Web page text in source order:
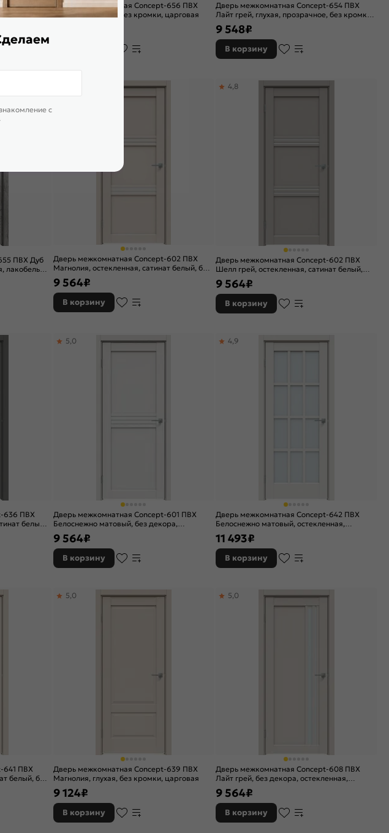
651 ПВХ
белый, без
Дверь межкомнатная Concept-656 ПВХ
Магнолия, глухая, без кромки, царговая
Дверь межкомнатная Concept-654 ПВХ
Лайт грей, глухая, прозрачное, без кромки,
царговая
9 548₽
В корзину
ПВХ Дуб
лакобель
Дверь межкомнатная Concept-602 ПВХ
Магнолия, остекленная, сатинат белый, без
кромки, царговая
9 564₽
В корзину
Дверь межкомнатная Concept-602 ПВХ
Шелл грей, остекленная, сатинат белый,
без кромки, царговая
4,8
9 564₽
В корзину
636 ПВХ
белый,
Дверь межкомнатная Concept-601 ПВХ
Белоснежно матовый, без декора,
остекленная, сатинат белый, без кромки,
царговая
5,0
9 564₽
В корзину
Дверь межкомнатная Concept-642 ПВХ
Белоснежно матовый, остекленная,
прозрачное, без кромки, царговая
4,9
11 493₽
В корзину
641 ПВХ
белый, без
Дверь межкомнатная Concept-639 ПВХ
Магнолия, глухая, без кромки, царговая
5,0
9 124₽
В корзину
Дверь межкомнатная Concept-608 ПВХ
Лайт грей, без декора, остекленная,
сатинат белый, без кромки, царговая
5,0
9 564₽
В корзину
c
.